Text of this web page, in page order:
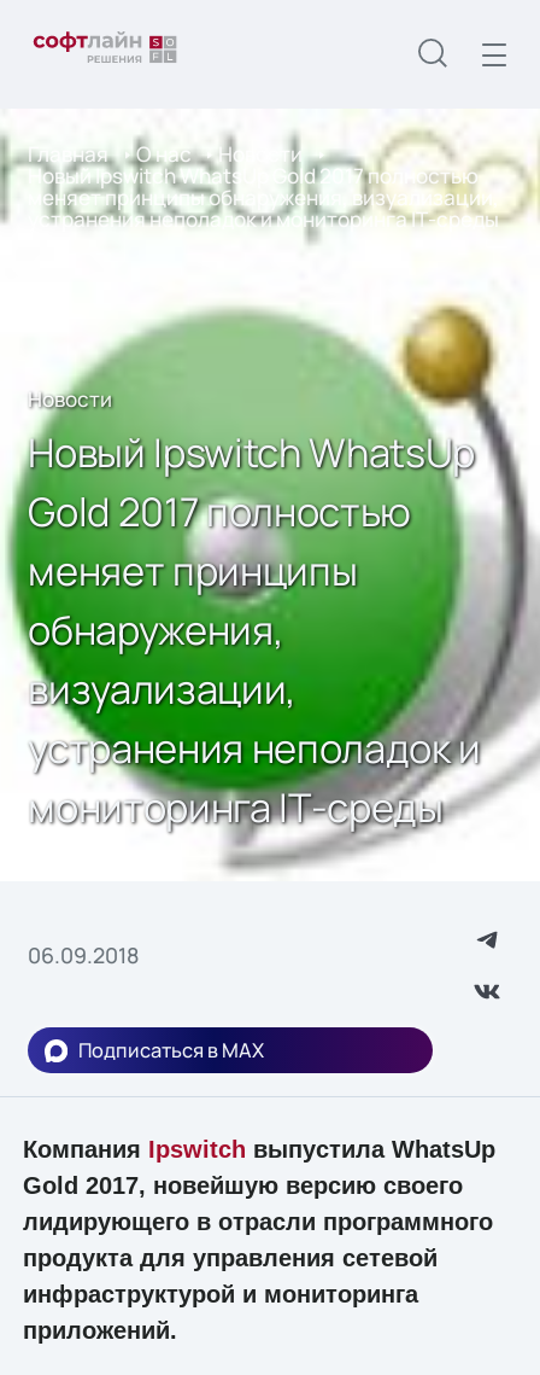
Главная О нас Новости
Новый Ipswitch WhatsUp Gold 2017 полностью
меняет принципы обнаружения, визуализации,
устранения неполадок и мониторинга IТ-среды
Новости
Новый Ipswitch WhatsUp
Gold 2017 полностью
меняет принципы
обнаружения,
визуализации,
устранения неполадок и
мониторинга IТ-среды
06.09.2018
Подписаться в MAX
Компания Ipswitch выпустила WhatsUp
Gold 2017, новейшую версию своего
лидирующего в отрасли программного
продукта для управления сетевой
инфраструктурой и мониторинга
приложений.